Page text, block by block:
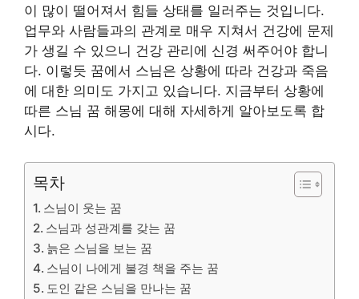
이 많이 떨어져서 힘들 상태를 일러주는 것입니다.
업무와 사람들과의 관계로 매우 지쳐서 건강에 문제
가 생길 수 있으니 건강 관리에 신경 써주어야 합니
다. 이렇듯 꿈에서 스님은 상황에 따라 건강과 죽음
에 대한 의미도 가지고 있습니다. 지금부터 상황에
따른 스님 꿈 해몽에 대해 자세하게 알아보도록 합
시다.
목차
스님이 웃는 꿈
스님과 성관계를 갖는 꿈
늙은 스님을 보는 꿈
스님이 나에게 불경 책을 주는 꿈
도인 같은 스님을 만나는 꿈